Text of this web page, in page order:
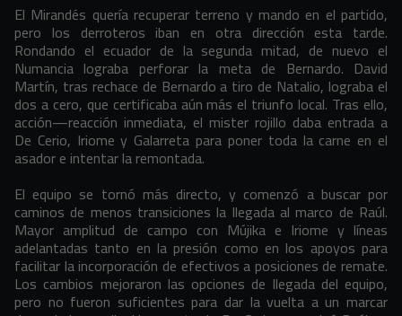
El Mirandés quería recuperar terreno y mando en el partido,
pero los derroteros iban en otra dirección esta tarde.
Rondando el ecuador de la segunda mitad, de nuevo el
Numancia lograba perforar la meta de Bernardo. David
Martín, tras rechace de Bernardo a tiro de Natalio, lograba el
dos a cero, que certificaba aún más el triunfo local. Tras ello,
acción—reacción inmediata, el mister rojillo daba entrada a
De Cerio, Iriome y Galarreta para poner toda la carne en el
asador e intentar la remontada.
El equipo se tornó más directo, y comenzó a buscar por
caminos de menos transiciones la llegada al marco de Raúl.
Mayor amplitud de campo con Mújika e Iriome y líneas
adelantadas tanto en la presión como en los apoyos para
facilitar la incorporación de efectivos a posiciones de remate.
Los cambios mejoraron las opciones de llegada del equipo,
pero no fueron suficientes para dar la vuelta a un marcar